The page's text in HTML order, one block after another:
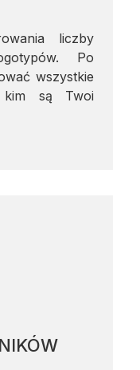
liczby
Po
wszystkie
są Twoi